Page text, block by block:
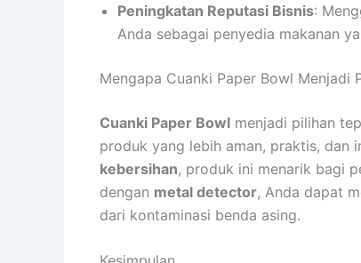
Peningkatan Reputasi Bisnis:
Anda sebagai penyedia makanan
Mengapa Cuanki Paper Bowl Menjadi
Cuanki Paper Bowl menjadi pilihan
produk yang lebih aman, praktis, dan
kebersihan, produk ini menarik bagi
dengan metal detector, Anda dapat
dari kontaminasi benda asing.